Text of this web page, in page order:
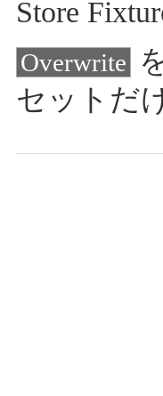
Store
Overwrite
セットだ